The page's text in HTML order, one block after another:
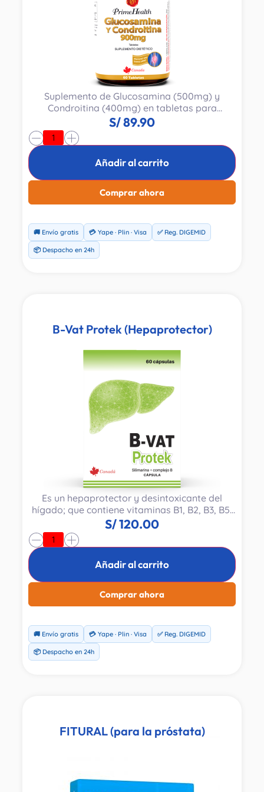
Suplemento de Glucosamina (500mg) y
Condroitina (400mg) en tabletas para
articulaciones. Fabricado en Canada por Prime
Health. Frasco con 60 tabletas.
S/89.90
-
Añadir al carrito
Comprar ahora
🚚 Envío gratis 💳 Yape · Plin · Visa ✅ Reg. DIGEMID
📦 Despacho en 24h
B-Vat Protek (Hepaprotector)
Es un hepaprotector y desintoxicante del
hígado; que contiene vitaminas B1, B2, B3, B5,
B6 y Silimarina.
S/120.00
-
Añadir al carrito
Comprar ahora
🚚 Envío gratis 💳 Yape · Plin · Visa ✅ Reg. DIGEMID
📦 Despacho en 24h
FITURAL (para la próstata)